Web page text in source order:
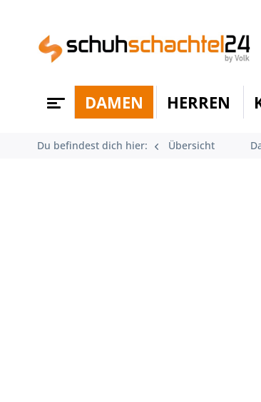
DAMEN HERREN
Du befindest dich hier: Übersicht